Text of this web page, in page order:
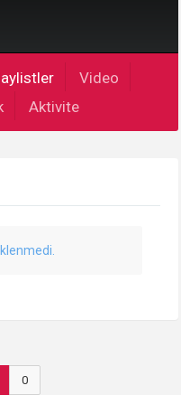
Video
Aktivite
0